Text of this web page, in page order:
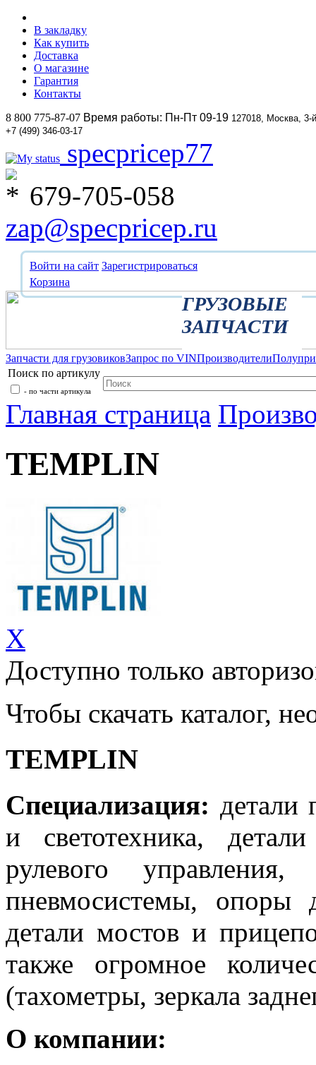
В закладку
Как купить
Доставка
О магазине
Гарантия
Контакты
8 800 775-87-07 Время работы: Пн-Пт 09-19 127018, Москва,
+7 (499) 346-03-17
specpricep77
679-705-058
zap@specpricep.ru
Войти на сайт Зарегистрироваться
Корзина
ГРУЗОВЫЕ
ЗАПЧАСТИ
Запчасти для грузовиковЗапрос по VINПроизводители
Поиск по артикулу
- по части артикула
Главная страница
TEMPLIN
X
Доступно только
Чтобы скачать каталог,
TEMPLIN
Специализация: детали
и светотехника,
рулевого
пневмосистемы, опоры
детали мостов и
также огромное
(тахометры, зеркала
О компании: